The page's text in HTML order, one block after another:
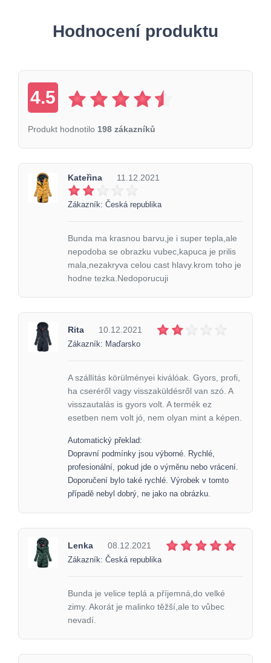
Hodnocení produktu
4.5
Produkt hodnotilo 198 zákazníků
Kateřina 11.12.2021
Zákazník: Česká republika
Bunda ma krasnou barvu,je i super tepla,ale
nepodoba se obrazku vubec,kapuca je prilis
mala,nezakryva celou cast hlavy.krom toho je
hodne tezka.Nedoporucuji
Rita 10.12.2021
Zákazník: Maďarsko
A szállítás körülményei kiválóak. Gyors, profi,
ha cseréről vagy visszaküldésről van szó. A
visszautalás is gyors volt. A termék ez
esetben nem volt jó, nem olyan mint a képen.
Automatický překlad:
Dopravní podmínky jsou výborné. Rychlé,
profesionální, pokud jde o výměnu nebo vrácení.
Doporučení bylo také rychlé. Výrobek v tomto
případě nebyl dobrý, ne jako na obrázku.
Lenka 08.12.2021
Zákazník: Česká republika
Bunda je velice teplá a příjemná,do velké
zimy. Akorát je malinko těžší,ale to vůbec
nevadí.